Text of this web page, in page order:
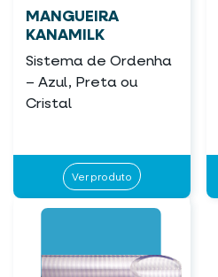
MANGUEIRA
KANAMILK
Sistema de Ordenha
– Azul, Preta ou
Cristal
Ver produto